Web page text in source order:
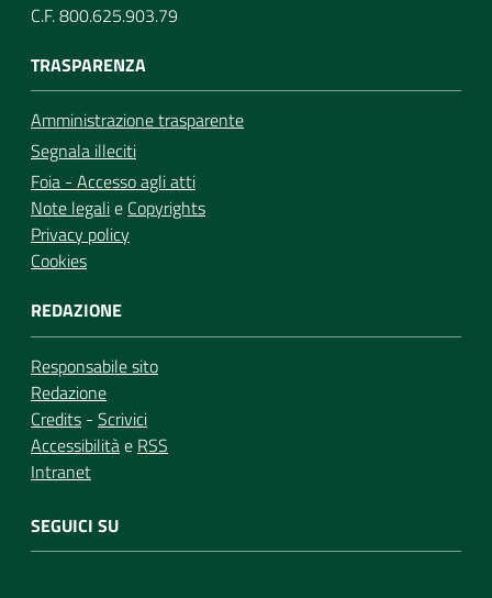
C.F. 800.625.903.79
TRASPARENZA
Amministrazione trasparente
Segnala illeciti
Foia - Accesso agli atti
Note legalie Copyrights
Privacy policy
Cookies
REDAZIONE
Responsabile sito
Redazione
Credits - Scrivici
Accessibilitàe RSS
Intranet
SEGUICI SU